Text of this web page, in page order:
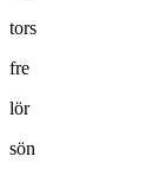
tors
fre
lör
sön